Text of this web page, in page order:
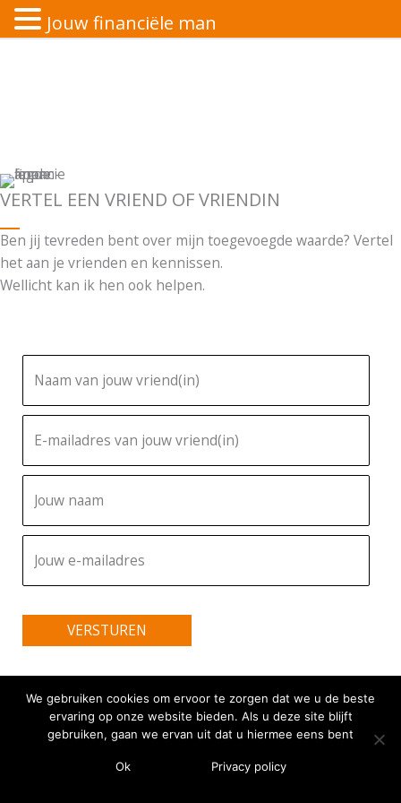
VERTEL EEN VRIEND OF VRIENDIN
Ben jij tevreden bent over mijn toegevoegde waarde? Vertel
het aan je vrienden en kennissen.
Wellicht kan ik hen ook helpen.
VERSTUREN
Jouw financiële man
We gebruiken cookies om ervoor te zorgen dat we u de beste
ervaring op onze website bieden. Als u deze site blijft
gebruiken, gaan we ervan uit dat u hiermee eens bent
Ok Privacy policy